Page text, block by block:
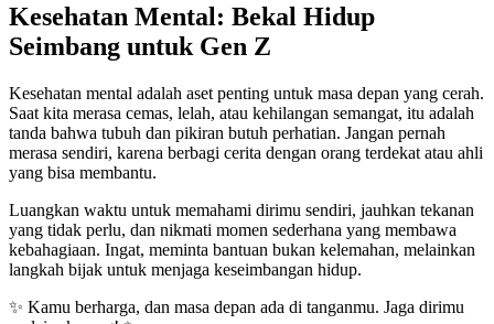
Kesehatan Mental: Bekal Hidup
Seimbang untuk Gen Z
Kesehatan mental adalah aset penting untuk masa depan yang cerah.
Saat kita merasa cemas, lelah, atau kehilangan semangat, itu adalah
tanda bahwa tubuh dan pikiran butuh perhatian. Jangan pernah
merasa sendiri, karena berbagi cerita dengan orang terdekat atau ahli
yang bisa membantu.
Luangkan waktu untuk memahami dirimu sendiri, jauhkan tekanan
yang tidak perlu, dan nikmati momen sederhana yang membawa
kebahagiaan. Ingat, meminta bantuan bukan kelemahan, melainkan
langkah bijak untuk menjaga keseimbangan hidup.
✨ Kamu berharga, dan masa depan ada di tanganmu. Jaga dirimu